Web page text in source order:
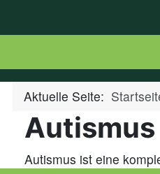
Aktuelle Seite:
Autismus
Autismus ist eine